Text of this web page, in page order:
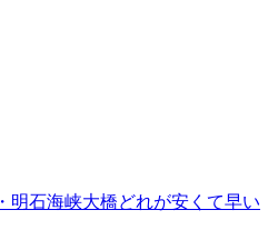
明石海峡大橋どれが安くて早い